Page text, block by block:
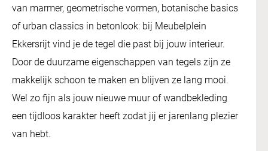
van marmer, geometrische vormen, botanische basics
of urban classics in betonlook: bij Meubelplein
Ekkersrijt vind je de tegel die past bij jouw interieur.
Door de duurzame eigenschappen van tegels zijn ze
makkelijk schoon te maken en blijven ze lang mooi.
Wel zo fijn als jouw nieuwe muur of wandbekleding
een tijdloos karakter heeft zodat jij er jarenlang plezier
van hebt.